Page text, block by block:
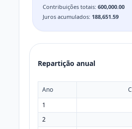
Contribuições totais: 600,000.00
Juros acumulados: 188,651.59
Repartição anual
Ano
1
2